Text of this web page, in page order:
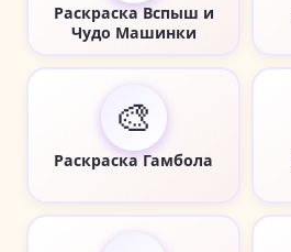
Раскраска Вспыш и
Чудо Машинки
🎨
Раскраска Гамбола